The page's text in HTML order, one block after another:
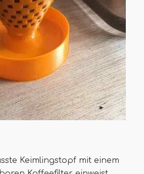
Keimlingstopf mit einem